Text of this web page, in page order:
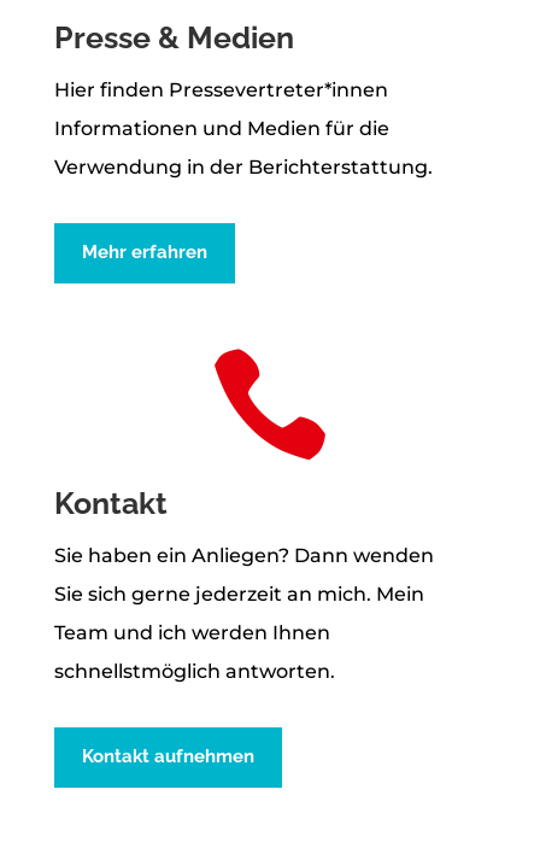
Presse & Medien
Hier finden Pressevertreter*innen
Informationen und Medien für die
Verwendung in der Berichterstattung.
Mehr erfahren

Kontakt
Sie haben ein Anliegen? Dann wenden
Sie sich gerne jederzeit an mich. Mein
Team und ich werden Ihnen
schnellstmöglich antworten.
Kontakt aufnehmen